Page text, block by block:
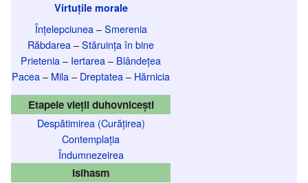
Virtuțile morale
Înțelepciunea–Smerenia
Răbdarea–Stăruința în bine
Prietenia– Iertarea– Blândețea
Pacea– Mila– Dreptatea– Hărnicia
Etapele vieții duhovnicești
Despătimirea (Curățirea)
Contemplația
Îndumnezeirea
Isihasm